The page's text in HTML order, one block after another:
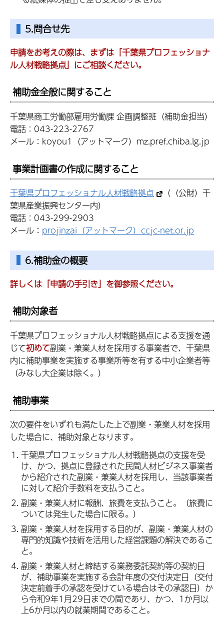
5.問合せ先
申請をお考えの際は、まずは「千葉県プロフェッショナ
ル人材戦略拠点」にご相談ください。
補助金全般に関すること
千葉県商工労働部雇用労働課 企画調整班（補助金担当）
電話：043-223-2767
メール：koyou1（アットマーク）mz.pref.chiba.lg.jp
事業計画書の作成に関すること
千葉県プロフェッショナル人材戦略拠点
（（公財）千
葉県産業振興センター内）
電話：043-299-2903
メール： projinzai（アットマーク）ccjc-net.or.jp
6.補助金の概要
詳しくは「申請の手引き」を御参照ください。
補助対象者
千葉県プロフェッショナル人材戦略拠点による支援を通
じて初めて副業・兼業人材を採用する事業者で、千葉県
内に補助事業を実施する事業所等を有する中小企業者等
（みなし大企業は除く。）
補助事業
次の要件をいずれも満たした上で副業・兼業人材を採用
した場合に、補助対象となります。
千葉県プロフェッショナル人材戦略拠点の支援を受
け、かつ、拠点に登録された民間人材ビジネス事業者
から紹介された副業・兼業人材を採用し、当該事業者
に対して紹介手数料を支払うこと。
副業・兼業人材に報酬、旅費を支払うこと。（旅費に
ついては発生した場合に限る。）
副業・兼業人材を採用する目的が、副業・兼業人材の
専門的知識や技術を活用した経営課題の解決であるこ
と。
副業・兼業人材と締結する業務委託契約等の契約日
が、補助事業を実施する会計年度の交付決定日（交付
決定前着手の承認を受けている場合はその承認日）か
ら令和9年1月29日までの間であり、かつ、1か月以
上6か月以内の就業期間であること。